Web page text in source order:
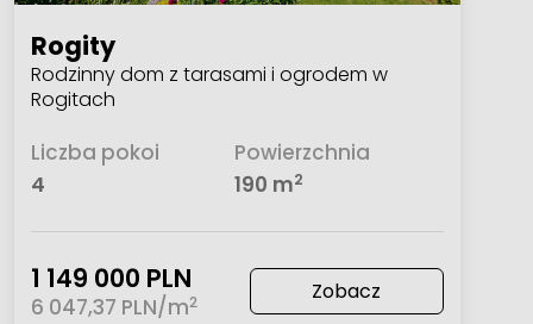
Rogity
Rodzinny dom z tarasami i ogrodem w
Rogitach
Liczba pokoi
4
Powierzchnia
190 m2
1 149 000 PLN
6 047,37 PLN/m2 Zobacz